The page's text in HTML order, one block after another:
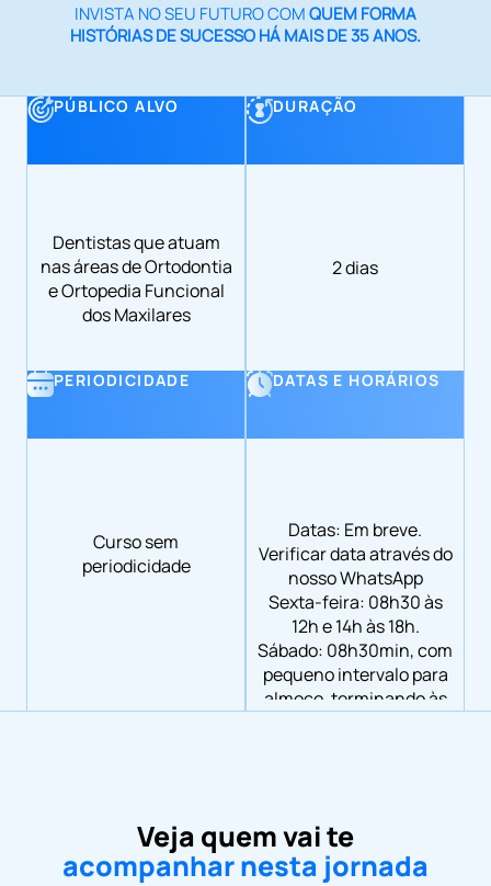
INVISTA NO SEU FUTURO COMQUEM FORMA
HISTÓRIAS DE SUCESSO HÁ MAIS DE 35 ANOS.
PÚBLICO ALVO
Dentistas que atuam
nas áreas de Ortodontia
e Ortopedia Funcional
dos Maxilares
DURAÇÃO
2 dias
PERIODICIDADE
Curso sem
periodicidade
DATAS E HORÁRIOS
Datas: Em breve.
Verificar data através do
nosso WhatsApp
Sexta-feira: 08h30 às
12h e 14h às 18h.
Sábado: 08h30min, com
pequeno intervalo para
almoço, terminando às
Veja quem vai te
acompanhar nesta jornada